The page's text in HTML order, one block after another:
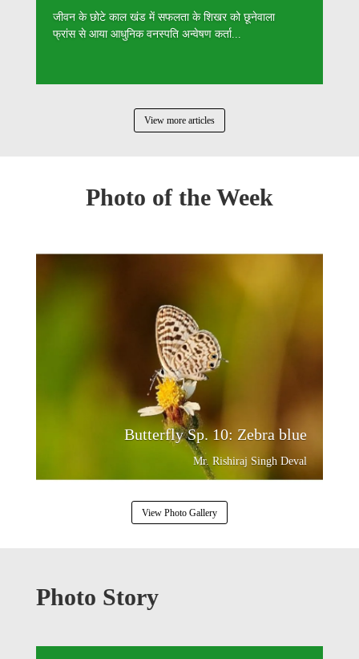
जीवन के छोटे काल खंड में सफलता के शिखर को छूनेवाला
फ्रांस से आया आधुनिक वनस्पति अन्वेषण कर्ता...
View more articles
Photo of the Week
Butterfly Sp. 10: Zebra blue
Mr. Rishiraj Singh Deval
View Photo Gallery
Photo Story